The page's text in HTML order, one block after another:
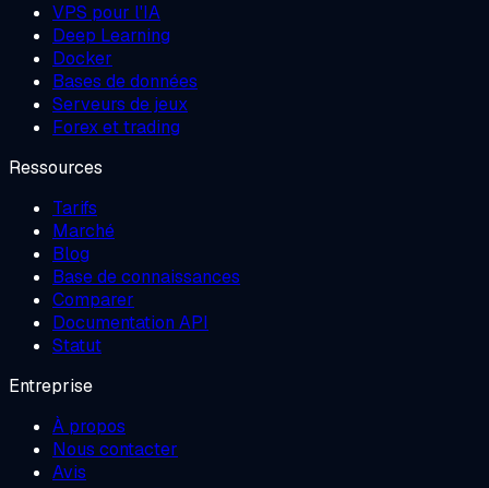
VPS pour l'IA
Deep Learning
Docker
Bases de données
Serveurs de jeux
Forex et trading
Ressources
Tarifs
Marché
Blog
Base de connaissances
Comparer
Documentation API
Statut
Entreprise
À propos
Nous contacter
Avis